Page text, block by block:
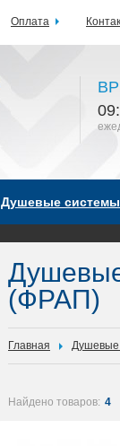
Душевые системы
(ФРАП)
Главная Душевые
Найдено товаров: 4
Оплата